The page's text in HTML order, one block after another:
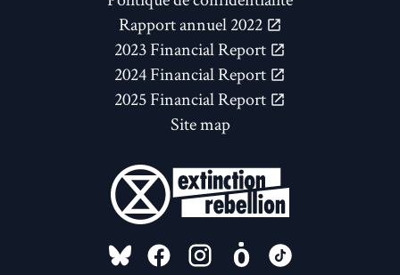
Rapport annuel 2022
2023 Financial Report
2024 Financial Report
2025 Financial Report
Site map
FOLLOW US ON